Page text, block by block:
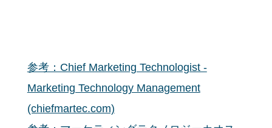
参考：Chief Marketing Technologist -
Marketing Technology Management
(chiefmartec.com)